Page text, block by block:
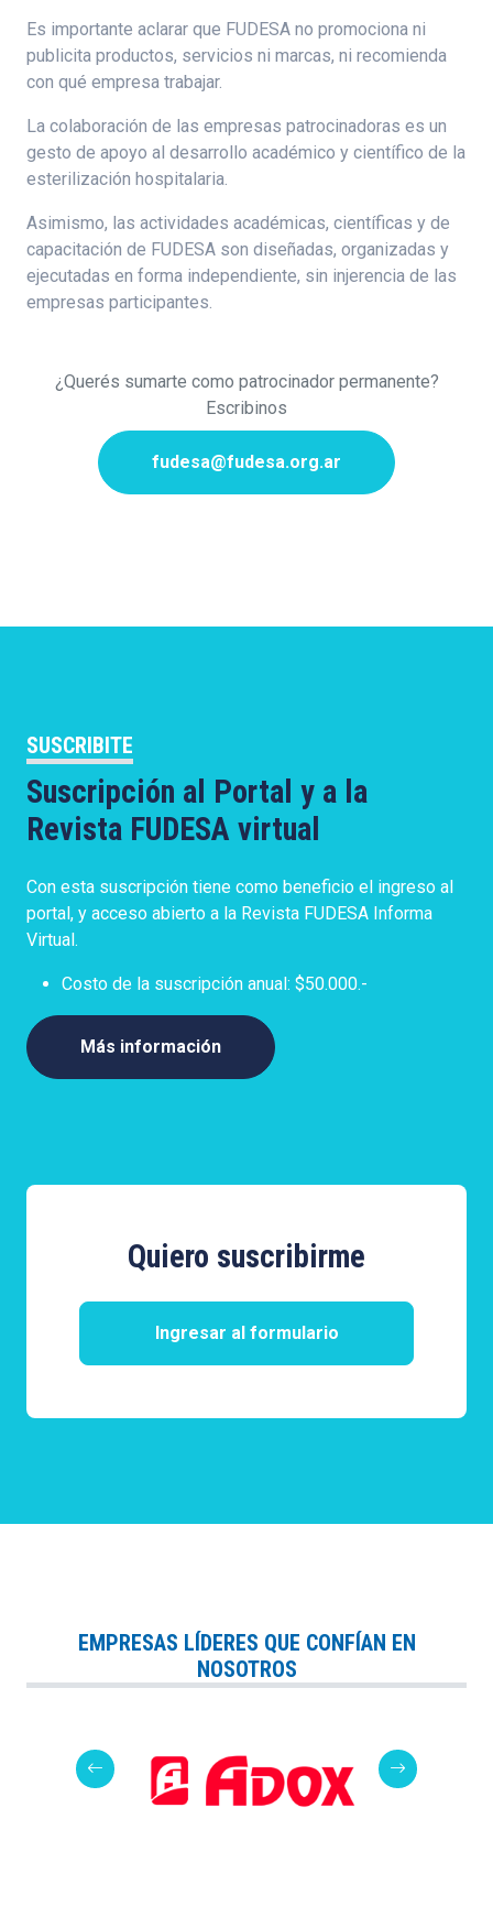
Es importante aclarar que FUDESA no promociona ni
publicita productos, servicios ni marcas, ni recomienda
con qué empresa trabajar.
La colaboración de las empresas patrocinadoras es un
gesto de apoyo al desarrollo académico y científico de la
esterilización hospitalaria.
Asimismo, las actividades académicas, científicas y de
capacitación de FUDESA son diseñadas, organizadas y
ejecutadas en forma independiente, sin injerencia de las
empresas participantes.
¿Querés sumarte como patrocinador permanente?
Escribinos
fudesa@fudesa.org.ar
SUSCRIBITE
Suscripción al Portal y a la
Revista FUDESA virtual
Con esta suscripción tiene como beneficio el ingreso al
portal, y acceso abierto a la Revista FUDESA Informa
Virtual.
Costo de la suscripción anual: $50.000.-
Más información
Quiero suscribirme
Ingresar al formulario
EMPRESAS LÍDERES QUE CONFÍAN EN
NOSOTROS